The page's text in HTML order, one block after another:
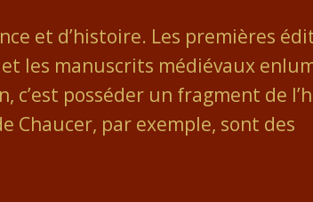
et d’histoire. Les premières
les manuscrits médiévaux
c’est posséder un fragment de
Chaucer, par exemple, sont des